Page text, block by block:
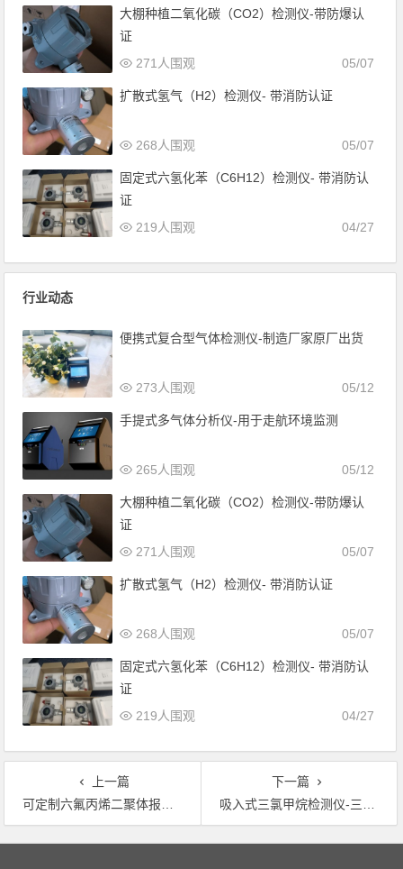
大棚种植二氧化碳（CO2）检测仪-带防爆认
证
05/07
271人围观
扩散式氢气（H2）检测仪- 带消防认证
05/07
268人围观
固定式六氢化苯（C6H12）检测仪- 带消防认
证
04/27
219人围观
行业动态
便携式复合型气体检测仪-制造厂家原厂出货
05/12
273人围观
手提式多气体分析仪-用于走航环境监测
05/12
265人围观
大棚种植二氧化碳（CO2）检测仪-带防爆认
证
05/07
271人围观
扩散式氢气（H2）检测仪- 带消防认证
05/07
268人围观
固定式六氢化苯（C6H12）检测仪- 带消防认
证
04/27
219人围观
上一篇
可定制六氟丙烯二聚体报警器-C6F12气体检测仪-原厂供货
下一篇
吸入式三氯甲烷检测仪-三氯甲烷报警仪-电气接口MPT3/4
文章导航